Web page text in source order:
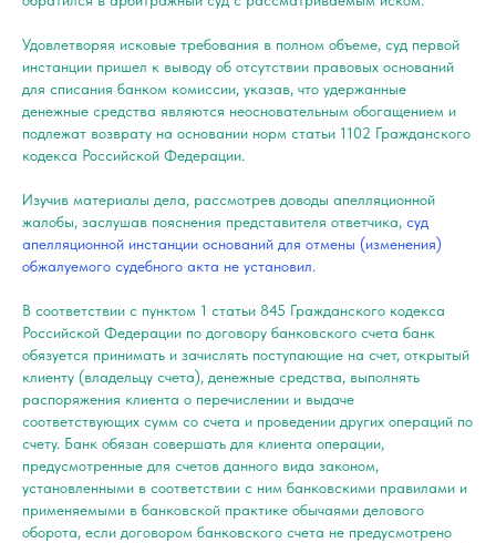
Удовлетворяя исковые требования в полном объеме, суд первой
инстанции пришел к выводу об отсутствии правовых оснований
для списания банком комиссии, указав, что удержанные
денежные средства являются неосновательным обогащением и
подлежат возврату на основании норм статьи 1102 Гражданского
кодекса Российской Федерации.
Изучив материалы дела, рассмотрев доводы апелляционной
жалобы, заслушав пояснения представителя ответчика, суд
апелляционной инстанции оснований для отмены (изменения)
обжалуемого судебного акта не установил.
В соответствии с пунктом 1 статьи 845 Гражданского кодекса
Российской Федерации по договору банковского счета банк
обязуется принимать и зачислять поступающие на счет, открытый
клиенту (владельцу счета), денежные средства, выполнять
распоряжения клиента о перечислении и выдаче
соответствующих сумм со счета и проведении других операций по
счету. Банк обязан совершать для клиента операции,
предусмотренные для счетов данного вида законом,
установленными в соответствии с ним банковскими правилами и
применяемыми в банковской практике обычаями делового
оборота, если договором банковского счета не предусмотрено